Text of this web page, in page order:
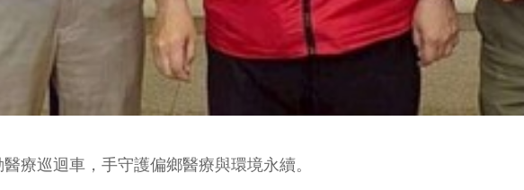
療巡迴車，手守護偏鄉醫療與環境永續。